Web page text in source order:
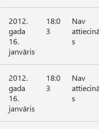
2012.
gada
16.
janvāris
18:0
3
Nav
s
2012.
gada
16.
janvāris
18:0
3
Nav
s